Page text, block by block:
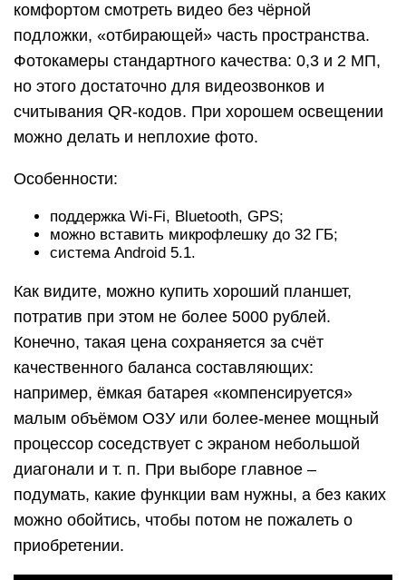
комфортом смотреть видео без чёрной
подложки, «отбирающей» часть пространства.
Фотокамеры стандартного качества: 0,3 и 2 МП,
но этого достаточно для видеозвонков и
считывания QR-кодов. При хорошем освещении
можно делать и неплохие фото.
Особенности:
поддержка Wi-Fi, Bluetooth, GPS;
можно вставить микрофлешку до 32 ГБ;
система Android 5.1.
Как видите, можно купить хороший планшет,
потратив при этом не более 5000 рублей.
Конечно, такая цена сохраняется за счёт
качественного баланса составляющих:
например, ёмкая батарея «компенсируется»
малым объёмом ОЗУ или более-менее мощный
процессор соседствует с экраном небольшой
диагонали и т. п. При выборе главное –
подумать, какие функции вам нужны, а без каких
можно обойтись, чтобы потом не пожалеть о
приобретении.